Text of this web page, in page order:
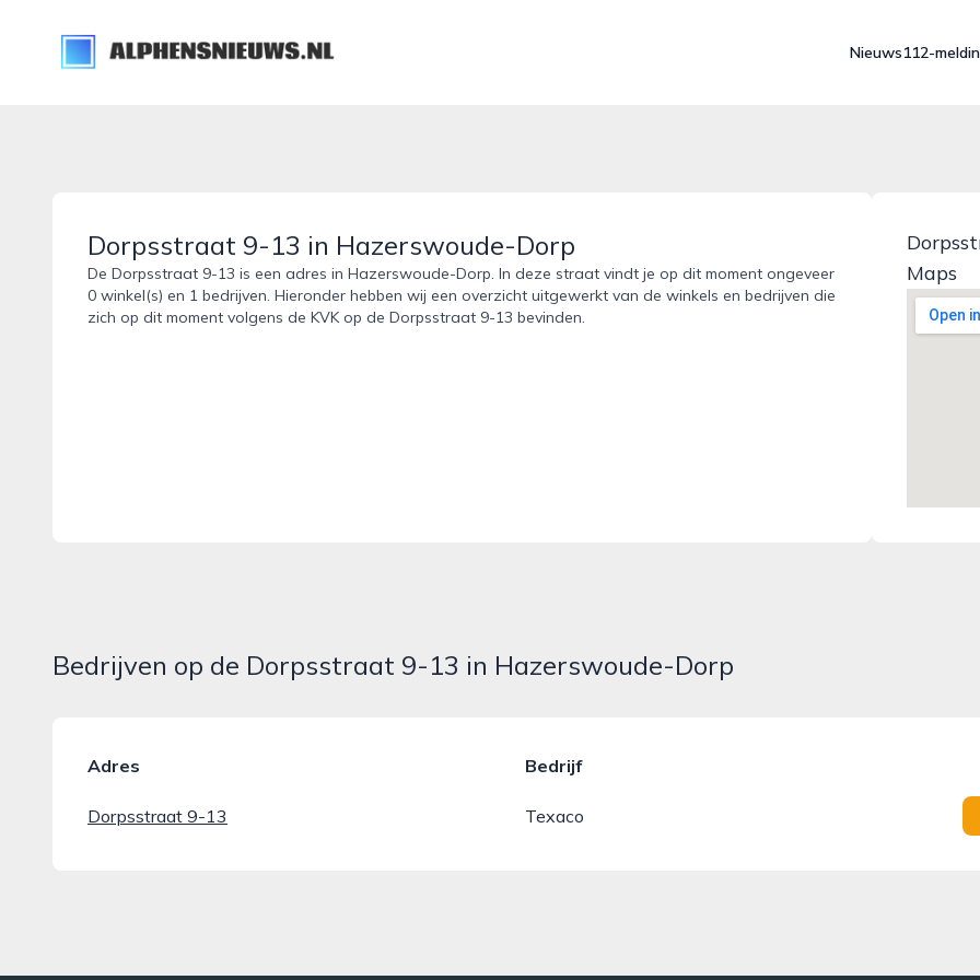
alphensnieuws.nl
Nieuws112-
Dorpsstraat 9-13 in Hazerswoude-Dorp
De Dorpsstraat 9-13 is een adres in Hazerswoude-Dorp. In deze straat vindt je op dit moment ongeveer
0 winkel(s) en 1 bedrijven. Hieronder hebben wij een overzicht uitgewerkt van de winkels en bedrijven die
zich op dit moment volgens de KVK op de Dorpsstraat 9-13 bevinden.
Maps
Bedrijven op de Dorpsstraat 9-13 in Hazerswoude-Dorp
Adres Bedrijf
Dorpsstraat 9-13 Texaco